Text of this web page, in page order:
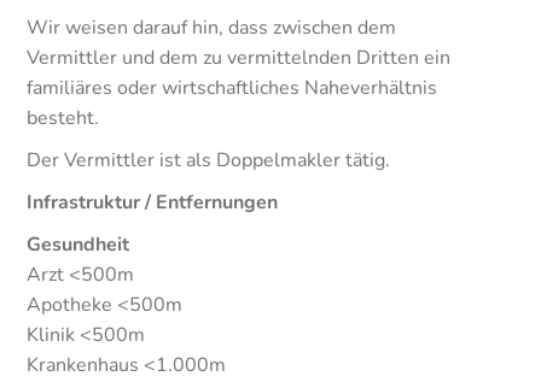
Wir weisen darauf hin, dass zwischen dem
Vermittler und dem zu vermittelnden Dritten ein
familiäres oder wirtschaftliches Naheverhältnis
besteht.
Der Vermittler ist als Doppelmakler tätig.
Infrastruktur / Entfernungen
Gesundheit
Arzt <500m
Apotheke <500m
Klinik <500m
Krankenhaus <1.000m